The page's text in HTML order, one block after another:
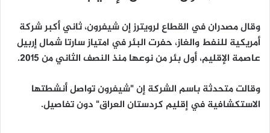
وقال مصدران في القطاع لرويترز إن شيفرون، ثاني أكبر شركة
أمريكية للنفط والغاز، حفرت البئر في امتياز سارتا شمال إربيل
عاصمة الإقليم، أول بئر من نوعها منذ النصف الثاني من 2015.
وقالت متحدثة باسم الشركة إن "شيفرون تواصل أنشطتها
الاستكشافية في إقليم كردستان العراق" دون تفاصيل.